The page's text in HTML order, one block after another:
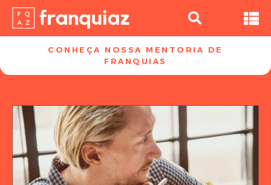
CONHEÇA NOSSA MENTORIA DE
FRANQUIAS​